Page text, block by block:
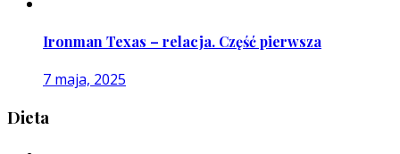
Ironman Texas – relacja. Część pierwsza
7 maja, 2025
Dieta